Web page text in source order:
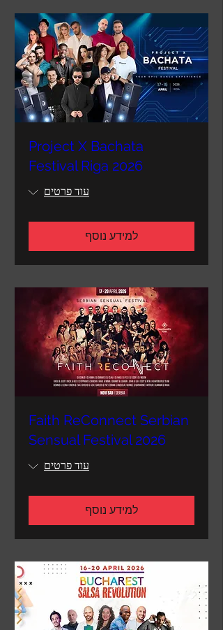
Project X Bachata
Festival Riga 2026
עוד פרטים
למידע נוסף
Faith ReConnect Serbian
Sensual Festival 2026
עוד פרטים
למידע נוסף